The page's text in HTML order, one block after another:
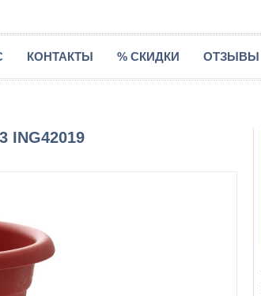
КОНТАКТЫ % СКИДКИ ОТЗЫВЫ
ING42019